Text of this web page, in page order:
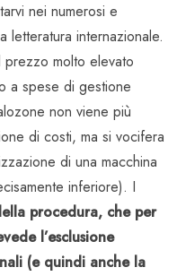
nei numerosi e
letteratura internazionale.
molto elevato
a spese di gestione
non viene più
di costi, ma si vocifera
di una macchina
inferiore). I
procedura, che per
l’esclusione
(e quindi anche la